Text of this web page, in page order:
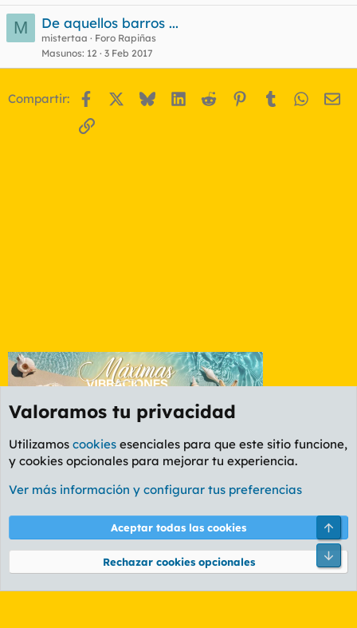
r
M De aquellos barros ...
mistertaa
Foro Rapiñas
Masunos 12 3 Feb 2017
Compartir: Facebook BlueskyLinkedIn
Reddit Pinterest
Tumblr
Enlace
Foro General
Cookies
PL OLDSTYLE AMARILLO
Términos y reglas Política de privacidad Ayuda
Community platform by XenForo® © 2010-2026 XenForo Ltd.
Valoramos tu privacidad
Utilizamos cookies esenciales para que este sitio funcione,
y cookies opcionales para mejorar tu experiencia.
Ver más información y configurar tus preferencias
Aceptar todas las cookies
Rechazar cookies opcionales
Pie